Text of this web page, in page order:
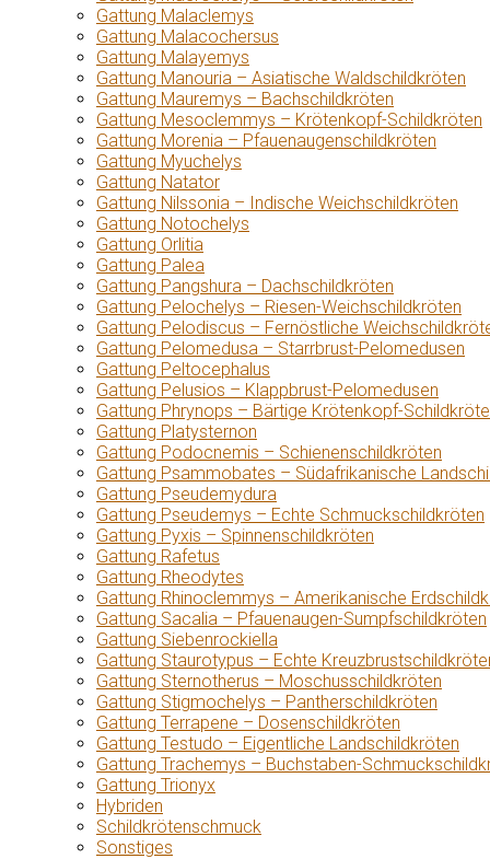
Gattung Malaclemys
Gattung Malacochersus
Gattung Malayemys
Gattung Manouria – Asiatische Waldschildkröten
Gattung Mauremys – Bachschildkröten
Gattung Mesoclemmys – Krötenkopf-Schildkröten
Gattung Morenia – Pfauenaugenschildkröten
Gattung Myuchelys
Gattung Natator
Gattung Nilssonia – Indische Weichschildkröten
Gattung Notochelys
Gattung Orlitia
Gattung Palea
Gattung Pangshura – Dachschildkröten
Gattung Pelochelys – Riesen-Weichschildkröten
Gattung Pelodiscus – Fernöstliche
Gattung Pelomedusa – Starrbrust-Pelomedusen
Gattung Peltocephalus
Gattung Pelusios – Klappbrust-Pelomedusen
Gattung Phrynops – Bärtige Krötenkopf-
Gattung Platysternon
Gattung Podocnemis – Schienenschildkröten
Gattung Psammobates – Südafrikanische
Gattung Pseudemydura
Gattung Pseudemys – Echte Schmuckschildkröten
Gattung Pyxis – Spinnenschildkröten
Gattung Rafetus
Gattung Rheodytes
Gattung Rhinoclemmys – Amerikanische
Gattung Sacalia – Pfauenaugen-Sumpfschildkröten
Gattung Siebenrockiella
Gattung Staurotypus – Echte
Gattung Sternotherus – Moschusschildkröten
Gattung Stigmochelys – Pantherschildkröten
Gattung Terrapene – Dosenschildkröten
Gattung Testudo – Eigentliche Landschildkröten
Gattung Trachemys – Buchstaben-
Gattung Trionyx
Hybriden
Schildkrötenschmuck
Sonstiges